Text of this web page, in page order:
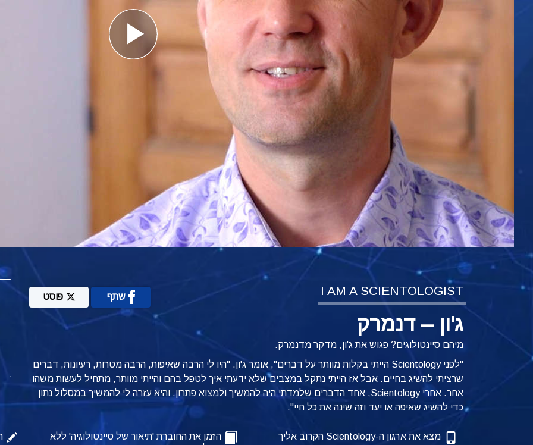
Play
Video
I AM A SCIENTOLOGIST שתף פוסט
ג'ון – דנמרק
מיהם סיינטולוגים? פגוש את ג'ון, מדקר מדנמרק.
"לפני Scientology הייתי בקלות מוותר על דברים", אומר ג'ון. "היו לי הרבה שאיפות, הרבה מטרות, רעיונות, דברים
שרציתי להשיג בחיים. אבל אז הייתי נתקל במצבים שלא ידעתי איך לטפל בהם והייתי מוותר, מתחיל לעשות משהו
אחר. אחרי Scientology, אחד הדברים שלמדתי היה להמשיך ולמצוא פתרון. והיא עזרה לי להמשיך במסלול נתון
כדי להשיג שאיפה או יעד וזה שינה את כל חיי".
מצא את ארגון ה-Scientology הקרוב אליך
הזמן את החוברת 'תיאור של סיינטולוגיה' ללא